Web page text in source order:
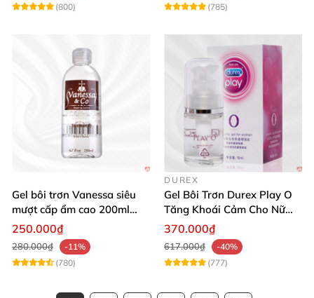
(800)
(785)
Gel bôi trơn Vanessa siêu
mượt cấp ẩm cao 200ml
tăng khoái cảm
250.000₫
280.000₫
-11%
(780)
DUREX
Gel Bôi Trơn Durex Play O
Tăng Khoái Cảm Cho Nữ
Mua Sắm Ngay
370.000₫
617.000₫
-40%
(777)